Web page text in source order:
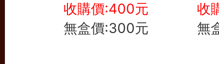
收購價:400元
無盒價:300元
收
無